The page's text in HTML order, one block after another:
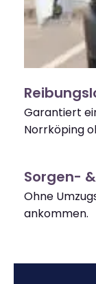
Garantiert
Norrköping
Sorgen-
Ohne
ankommen.